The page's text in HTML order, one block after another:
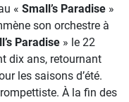
« Small’s Paradise »
son orchestre à
Paradise » le 22
dix ans, retournant
les saisons d’été.
À la fin des